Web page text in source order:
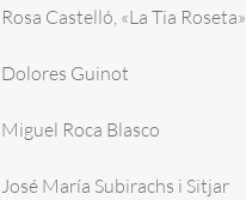
Rosa Castelló, «La Tia Roseta»
Dolores Guinot
Miguel Roca Blasco
José María Subirachs i Sitjar